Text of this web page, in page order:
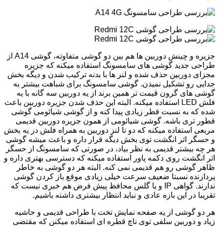
جزیره و چینش دوربین ها هم بین دو گوشی متفاوته، گوشی A14 از
طراحی جدید گوشی های سامسونگ استفاده میکنه که جزیره
مجزای دوربین حذف شده و لنز ها با بدنه ترکیب شدن و دیگه بخش
جدایی رو تشکیل نمیدن. گوشی سامسونگ برای شباهت بیشتر به
گوشی های گرون قیمت تر همین برند از یه دوربین سه گانه با یه
فلش LED استفاده میکنه. البته این حذف شدن جزیره دوربین باعث
شده که به نسبت قطر زیادی پیدا کنه و از گوشی شیائومی گوشی
قطور تری باشه. گوشی شیائومی از همون جزیره دوربین قدیمی
مربعی استفاده میکنه که دو تا لنز دوربین به همراه فلش در یه بخش
و حسگر اثر انگشت توی بخش دیگه قرار داره و باعث میشه گوشی
هر چه بیشتر قدیمی به نظر بیاد، در صورتی که سامسونگ از حسگر
اثر انگشت روی دکمه پاور استفاده میکنه که دسترسی بهتری داره و
ظاهر گوشی رو هم قدیمی نمی کنه. البته هر دو گوشی به خاطر
پردازنده نسبتا ضعیف سرعت خیلی زیادی موقع باز کردن گوشی
ندارند. گواهی IP و یا گلس محافظ پیش فرض هم خبری نیست که
تقریبا در این بازه عادی و نباید انتظار بیشتری داشته باشیم.
هر دو گوشی از یه صفحه نمایش تخت با طراحی قدیمی و حاشیه
زیاد و دوربین سلفی توی ناچ قطره ای استفاده میکنن که مقتضی